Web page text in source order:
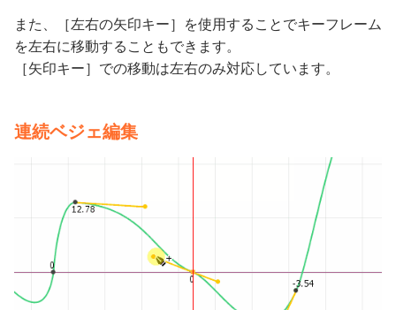
また、［左右の矢印キー］を使用することでキーフレーム
を左右に移動することもできます。
［矢印キー］での移動は左右のみ対応しています。
連続ベジェ編集